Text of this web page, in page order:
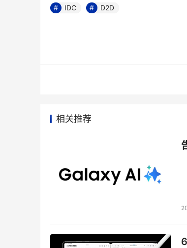
IDC D2D
相关推荐